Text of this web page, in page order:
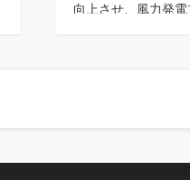
向上させ、風力発